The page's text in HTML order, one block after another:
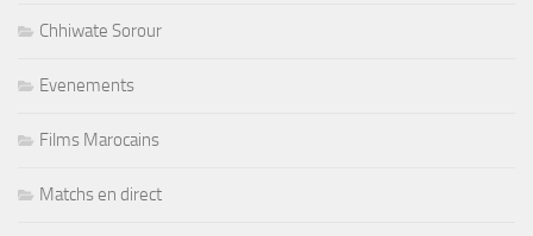
Chhiwate Sorour
Evenements
Films Marocains
Matchs en direct